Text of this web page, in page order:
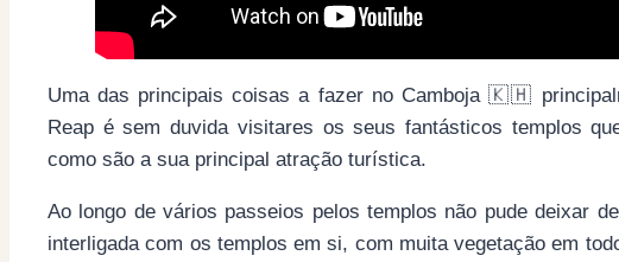
Uma das principais coisas a fazer no Camboja 🇰🇭
Reap é sem duvida visitares os seus fantásticos templos
como são a sua principal atração turística.
Ao longo de vários passeios pelos templos não pude deixar
interligada com os templos em si, com muita vegetação em